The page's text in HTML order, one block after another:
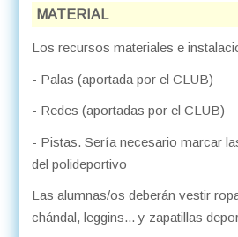
MATERIAL
Los recursos materiales e
- Palas (aportada por el CLUB)
- Redes (aportadas por el CLUB)
- Pistas. Sería necesario marcar
del polideportivo
Las alumnas/os deberán vestir
chándal, leggins... y zapatillas